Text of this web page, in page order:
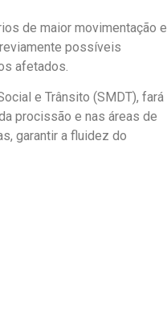
de maior movimentação e
possíveis
afetados.
e Trânsito (SMDT), fará
procissão e nas áreas de
garantir a fluidez do